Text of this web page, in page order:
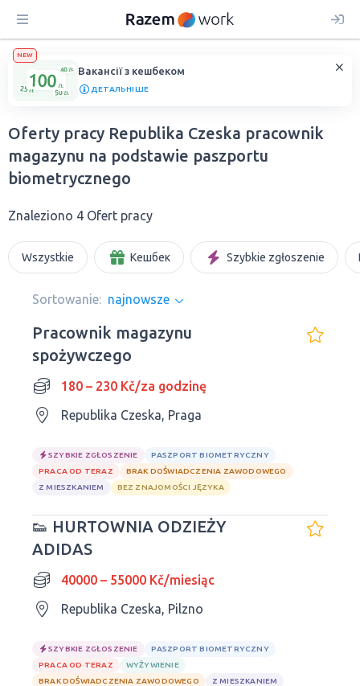
NEW
Вакансії з кешбеком
ДЕТАЛЬНІШЕ
Oferty pracy Republika Czeska рracownik
magazynu na podstawie paszportu
biometrycznego
Znaleziono 4 Ofert pracy
Wszystkie Кешбек Szybkie zgłoszenie
Sortowanie: najnowsze
Pracownik magazynu
spożywczego
180 – 230 Kč/za godzinę
Republika Czeska, Praga
SZYBKIE ZGŁOSZENIE
PASZPORT BIOMETRYCZNY
PRACA OD TERAZ
BRAK DOŚWIADCZENIA ZAWODOWEGO
Z MIESZKANIEM
BEZ ZNAJOMOŚCI JĘZYKA
👟 HURTOWNIA ODZIEŻY
ADIDAS
40000 – 55000 Kč/miesiąc
Republika Czeska, Pilzno
SZYBKIE ZGŁOSZENIE
PASZPORT BIOMETRYCZNY
PRACA OD TERAZ
WYŻYWIENIE
BRAK DOŚWIADCZENIA ZAWODOWEGO
Z MIESZKANIEM